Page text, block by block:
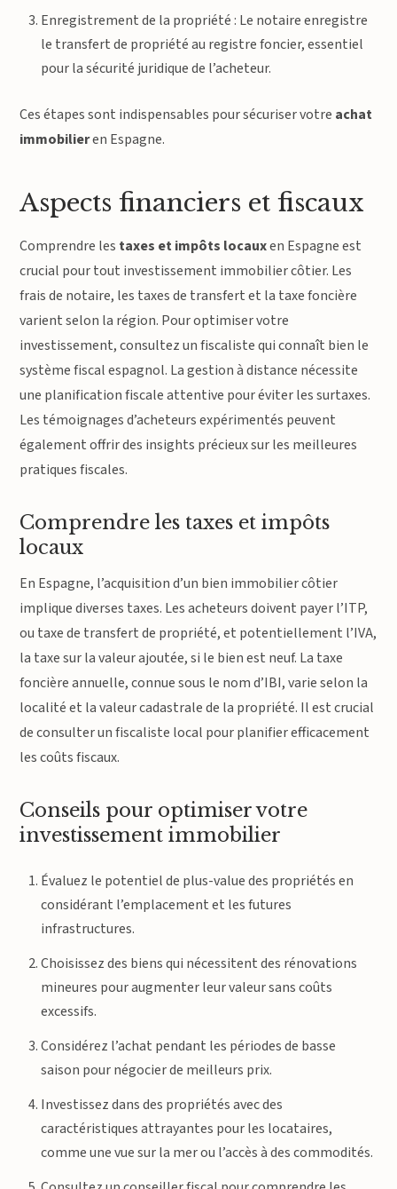
Enregistrement de la propriété : Le notaire enregistre
le transfert de propriété au registre foncier, essentiel
pour la sécurité juridique de l’acheteur.
Ces étapes sont indispensables pour sécuriser votre achat
immobilieren Espagne.
Aspects financiers et fiscaux
Comprendre les taxes et impôts locauxen Espagne est
crucial pour tout investissement immobilier côtier. Les
frais de notaire, les taxes de transfert et la taxe foncière
varient selon la région. Pour optimiser votre
investissement, consultez un fiscaliste qui connaît bien le
système fiscal espagnol. La gestion à distance nécessite
une planification fiscale attentive pour éviter les surtaxes.
Les témoignages d’acheteurs expérimentés peuvent
également offrir des insights précieux sur les meilleures
pratiques fiscales.
Comprendre les taxes et impôts
locaux
En Espagne, l’acquisition d’un bien immobilier côtier
implique diverses taxes. Les acheteurs doivent payer l’ITP,
ou taxe de transfert de propriété, et potentiellement l’IVA,
la taxe sur la valeur ajoutée, si le bien est neuf. La taxe
foncière annuelle, connue sous le nom d’IBI, varie selon la
localité et la valeur cadastrale de la propriété. Il est crucial
de consulter un fiscaliste local pour planifier efficacement
les coûts fiscaux.
Conseils pour optimiser votre
investissement immobilier
Évaluez le potentiel de plus-value des propriétés en
considérant l’emplacement et les futures
infrastructures.
Choisissez des biens qui nécessitent des rénovations
mineures pour augmenter leur valeur sans coûts
excessifs.
Considérez l’achat pendant les périodes de basse
saison pour négocier de meilleurs prix.
Investissez dans des propriétés avec des
caractéristiques attrayantes pour les locataires,
comme une vue sur la mer ou l’accès à des commodités.